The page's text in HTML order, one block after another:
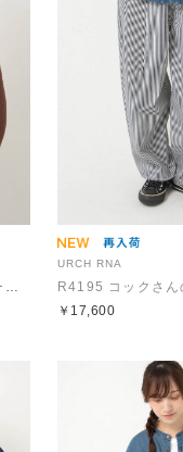
【9月下旬納期】J2197 Wフリースのふんわりジャケット
URCH RNA
￥17,600